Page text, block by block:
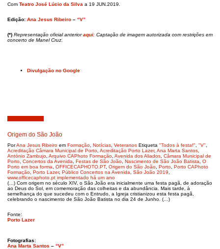
Com Teatro José Lúcio da Silva a 19 JUN.2019.
Edição: Ana Jesus Ribeiro – “V”
(*) Representação oficial anterioraqui; Captação de imagem autorizada com restrições em
concerto de Manel Cruz.
Divulgação no Google
Origem do São João
PorAna Jesus Ribeiro em Formação Notícias Veteranos Etiqueta "Todos à festa!" "V"
Acreditação Câmara Municipal de Porto Acreditação Porto Lazer, Ana Marta Santos
António Zambujo Arquivo CAPhoto Formação Avenida dos Aliados Câmara Municipal de
Porto Concertos da Avenida Festas de São João Nascimento de São João Batista
O
Porto em boa forma
OFFICECAPHOTO.PT, Origem do São João Porto Porto CAPhoto
Formação Porto Lazer, Público Concertos na Avenida São João 2019
www.officecaphoto.pt implementado há um ano
(…) Com origem no século XIV, o São João era inicialmente uma festa pagã, de adoração
ao Deus do Sol, em comemoração das colheitas e da abundância. Mais tarde, à
semelhança do que sucedeu com o Entrudo, a Igreja cristianizou esta festa pagã,
celebrando o nascimento de São João Batista no dia 24 de Junho. (…)
Fonte:
Porto Lazer
Fotografias:
Ana Marta Santos – “V”